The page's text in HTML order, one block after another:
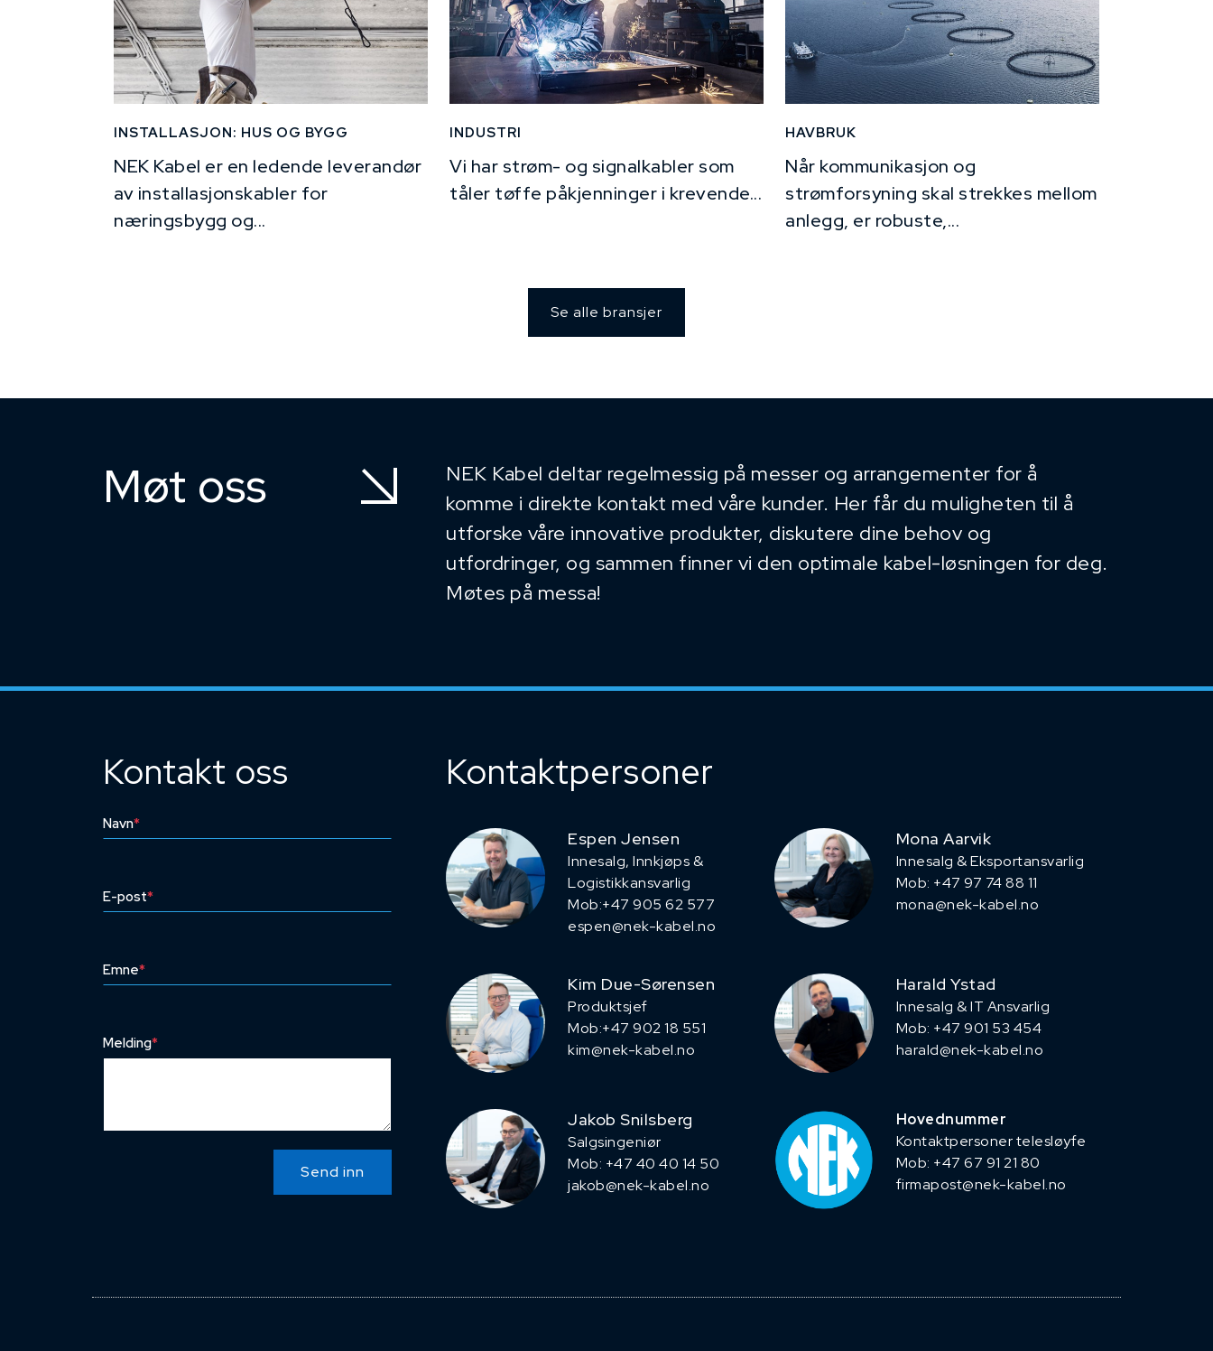
INSTALLASJON: HUS OG BYGG
NEK Kabel er en ledende leverandør
av installasjonskabler for
næringsbygg og...
INDUSTRI
Vi har strøm- og signalkabler som
tåler tøffe påkjenninger i krevende...
HAVBRUK
Når kommunikasjon og
strømforsyning skal strekkes mellom
anlegg, er robuste,...
Se alle bransjer
Møt oss
NEK Kabel deltar regelmessig på messer og arrangementer for å
komme i direkte kontakt med våre kunder. Her får du muligheten til å
utforske våre innovative produkter, diskutere dine behov og
utfordringer, og sammen finner vi den optimale kabel-løsningen for deg.
Møtes på messa!
Kontakt oss
Navn*
E-post*
Emne*
Melding*
Send inn
Kontaktpersoner
Espen Jensen
Innesalg, ​Innkjøps &
Logistikkansvarlig
Mob:+47 905 62 577
espen@nek-kabel.no
Mona Aarvik
Innesalg & Eksportansvarlig
Mob: +47 97 74 88 11
mona@nek-kabel.no
Kim Due-Sørensen
Produktsjef
​Mob:+47 902 18 551
kim@nek-kabel.no
Harald Ystad
Innesalg & IT Ansvarlig
Mob: +47 901 53 454
harald@nek-kabel.no
Jakob Snilsberg
​Salgsingeniør
Mob: +47 40 40 14 50
jakob@nek-kabel.no
Hovednummer
Kontaktpersoner telesløyfe
Mob: +47 67 91 21 80
firmapost@nek-kabel.no